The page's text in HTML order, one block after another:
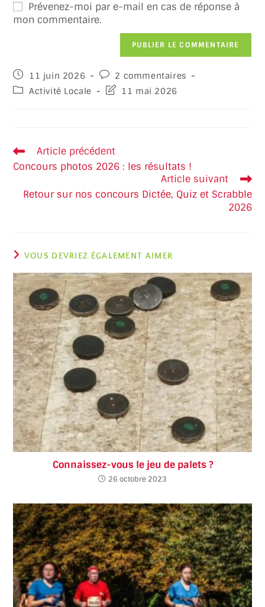
Prévenez-moi par e-mail en cas de réponse à
mon commentaire.
11 juin 2026
2 commentaires
Activité Locale
11 mai 2026
Article précédent
Concours photos 2026 : les résultats !
Article suivant
Retour sur nos concours Dictée, Quiz et Scrabble
2026
VOUS DEVRIEZ ÉGALEMENT AIMER
Connaissez-vous le jeu de palets ?
26 octobre 2023